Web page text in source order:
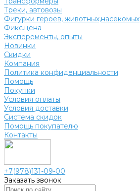
Треки, автовозы
Фигурки героев, животных,насекомых
Фикс.цена
Эксперементы, опыты
Новинки
Скидки
Компания
Политика конфиденциальности
Помощь
Покупки
Условия оплаты
Условия доставки
Система скидок
Помощь покупателю
Контакты
+7(978)131-09-00
Заказать звонок